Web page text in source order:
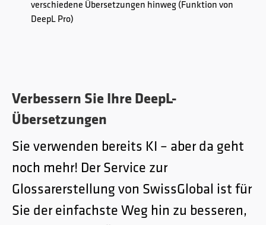
verschiedene Übersetzungen hinweg (Funktion von
DeepL Pro)
Verbessern Sie Ihre DeepL-
Übersetzungen
Sie verwenden bereits KI – aber da geht
noch mehr! Der Service zur
Glossarerstellung von SwissGlobal ist für
Sie der einfachste Weg hin zu besseren,